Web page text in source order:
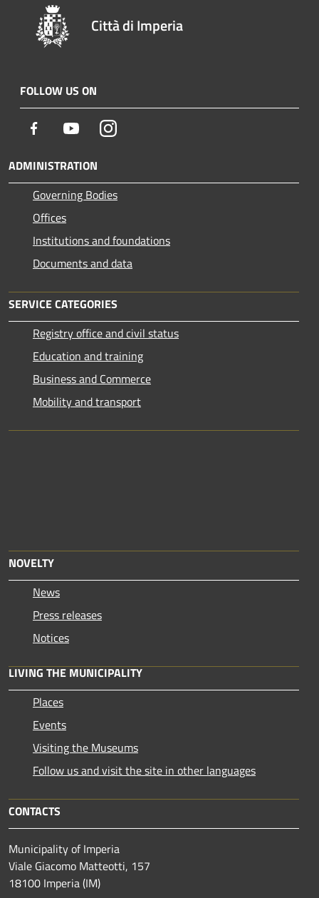
Città di Imperia
FOLLOW US ON
Facebook YoutubeInstagram
ADMINISTRATION
Governing Bodies
Offices
Institutions and foundations
Documents and data
SERVICE CATEGORIES
Registry office and civil status
Education and training
Business and Commerce
Mobility and transport
NOVELTY
News
Press releases
Notices
LIVING THE MUNICIPALITY
Places
Events
Visiting the Museums
Follow us and visit the site in other languages
CONTACTS
Municipality of Imperia
Viale Giacomo Matteotti, 157
18100 Imperia (IM)